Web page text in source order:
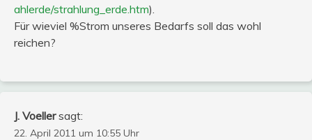
ahlerde/strahlung_erde.htm).
Für wieviel %Strom unseres Bedarfs soll das wohl
reichen?
J. Voeller sagt:
22. April 2011 um 10:55 Uhr